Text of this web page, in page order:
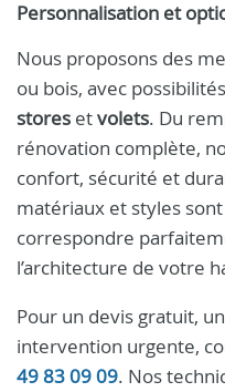
Personnalisation et
Nous proposons des
ou bois, avec
stores etvolets. Du
rénovation complète,
confort, sécurité et
matériaux et styles
correspondre
l’architecture de votre
Pour un devis gratuit,
intervention urgente,
49 83 09 09. Nos